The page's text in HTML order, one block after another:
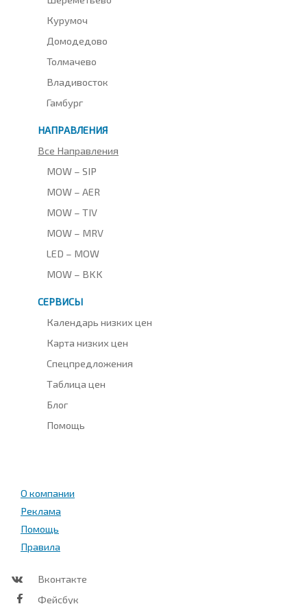
Курумоч
Домодедово
Толмачево
Владивосток
Гамбург
НАПРАВЛЕНИЯ
Все Направления
MOW – SIP
MOW – AER
MOW – TIV
MOW – MRV
LED – MOW
MOW – BKK
СЕРВИСЫ
Календарь низких цен
Карта низких цен
Спецпредложения
Таблица цен
Блог
Помощь
О компании
Реклама
Помощь
Правила
Вконтакте
Фейсбук